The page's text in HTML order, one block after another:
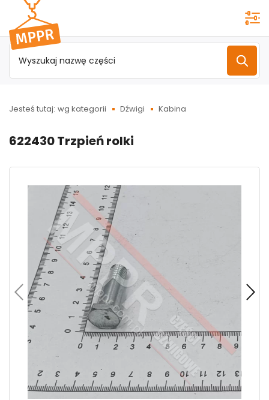
Przejdź do
menu
głównego
Jesteś tutaj: wg kategorii Dźwigi Kabina
622430 Trzpień rolki